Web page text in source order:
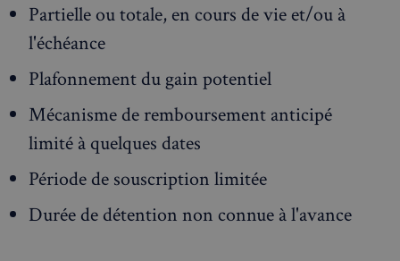
Partielle ou totale, en cours de vie et/ou à
l'échéance
Plafonnement du gain potentiel
Mécanisme de remboursement anticipé
limité à quelques dates
Période de souscription limitée
Durée de détention non connue à l'avance